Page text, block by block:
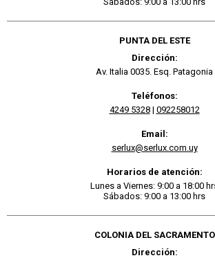
PUNTA DEL ESTE
Dirección:
Av. Italia 0035. Esq. Patagonia
Teléfonos:
4249 5328| 092258012
Email:
serlux@serlux.com.uy
Horarios de atención:
Lunes a Viernes: 9:00 a 18:00
Sábados: 9:00 a 13:00 hrs
COLONIA DEL SACRAMENTO
Dirección: